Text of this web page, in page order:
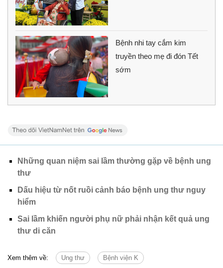
Bệnh nhi tay cắm kim
truyền theo mẹ đi đón Tết
sớm
Những quan niệm sai lầm thường gặp về bệnh ung
thư
Dấu hiệu từ nốt ruồi cảnh báo bệnh ung thư nguy
hiểm
Sai lầm khiến người phụ nữ phải nhận kết quả ung
thư di căn
Xem thêm về: Ung thư Bệnh viện K